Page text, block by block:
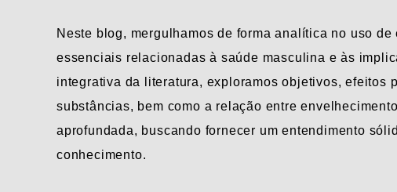
Neste blog, mergulhamos de forma analítica no uso
essenciais relacionadas à saúde masculina e às
integrativa da literatura, exploramos objetivos, efeitos
substâncias, bem como a relação entre
aprofundada, buscando fornecer um entendimento
conhecimento.